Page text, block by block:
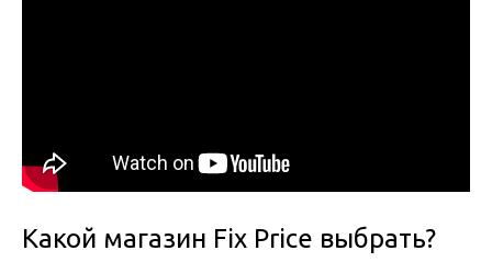
Какой магазин Fix Price выбрать?